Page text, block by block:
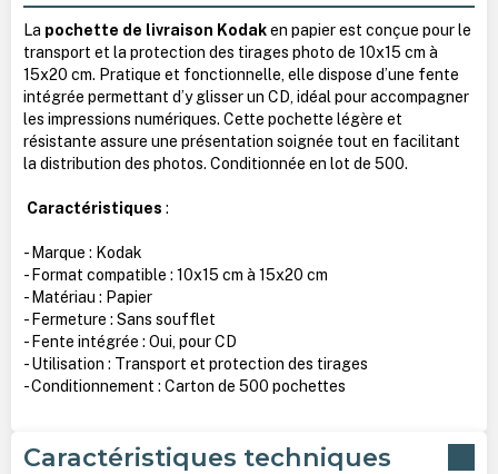
La pochette de livraison Kodaken papier est conçue pour le
transport et la protection des tirages photo de 10x15 cm à
15x20 cm. Pratique et fonctionnelle, elle dispose d’une fente
intégrée permettant d’y glisser un CD, idéal pour accompagner
les impressions numériques. Cette pochette légère et
résistante assure une présentation soignée tout en facilitant
la distribution des photos. Conditionnée en lot de 500.
Caractéristiques :
- Marque : Kodak
- Format compatible : 10x15 cm à 15x20 cm
- Matériau : Papier
- Fermeture : Sans soufflet
- Fente intégrée : Oui, pour CD
- Utilisation : Transport et protection des tirages
- Conditionnement : Carton de 500 pochettes
Caractéristiques techniques